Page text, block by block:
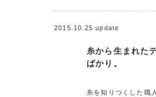
2015.10.25 update
糸から生まれた
ばかり。
糸を知りつくした職